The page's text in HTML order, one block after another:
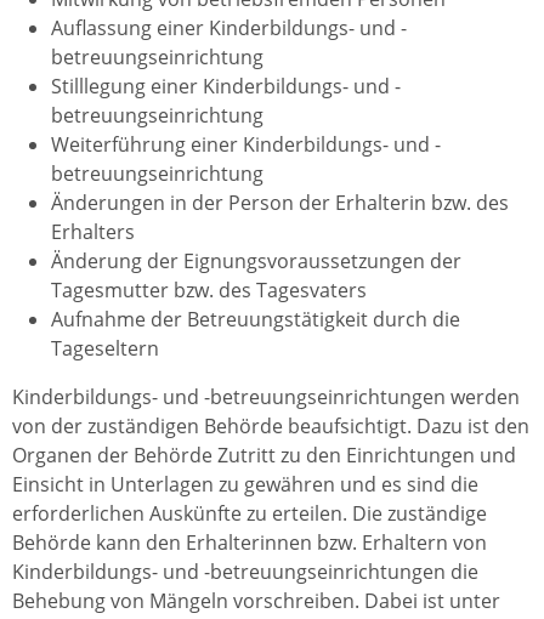
Auflassung einer Kinderbildungs- und -
betreuungseinrichtung
Stilllegung einer Kinderbildungs- und -
betreuungseinrichtung
Weiterführung einer Kinderbildungs- und -
betreuungseinrichtung
Änderungen in der Person der Erhalterin bzw. des
Erhalters
Änderung der Eignungsvoraussetzungen der
Tagesmutter bzw. des Tagesvaters
Aufnahme der Betreuungstätigkeit durch die
Tageseltern
Kinderbildungs- und -betreuungseinrichtungen werden
von der zuständigen Behörde beaufsichtigt. Dazu ist den
Organen der Behörde Zutritt zu den Einrichtungen und
Einsicht in Unterlagen zu gewähren und es sind die
erforderlichen Auskünfte zu erteilen. Die zuständige
Behörde kann den Erhalterinnen bzw. Erhaltern von
Kinderbildungs- und -betreuungseinrichtungen die
Behebung von Mängeln vorschreiben. Dabei ist unter